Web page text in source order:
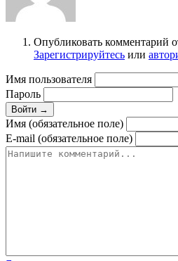
Опубликовать комментарий
Зарегистрируйтесь или
Имя пользователя
Пароль
Войти →
Имя (обязательное поле)
E-mail (обязательное поле)